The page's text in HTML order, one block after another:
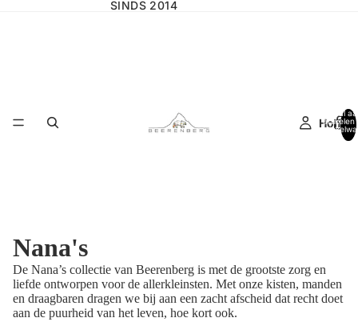
SINDS 2014
Home
Totaal
artikelen
Nana's
De Nana’s collectie van Beerenberg is met de grootste zorg en
liefde ontworpen voor de allerkleinsten. Met onze kisten, manden
en draagbaren dragen we bij aan een zacht afscheid dat recht doet
aan de puurheid van het leven, hoe kort ook.